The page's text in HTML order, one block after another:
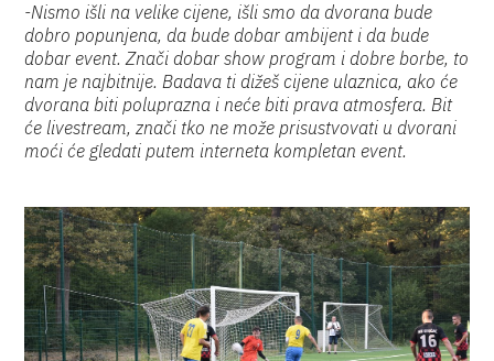
-Nismo išli na velike cijene, išli smo da dvorana bude
dobro popunjena, da bude dobar ambijent i da bude
dobar event. Znači dobar show program i dobre borbe, to
nam je najbitnije. Badava ti dižeš cijene ulaznica, ako će
dvorana biti poluprazna i neće biti prava atmosfera. Bit
će livestream, znači tko ne može prisustvovati u dvorani
moći će gledati putem interneta kompletan event.